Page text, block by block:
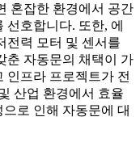
혼잡한 환경에서 공간
호합니다. 또한, 에
전력 모터 및 센서를
춘 자동문의 채택이 가
인프라 프로젝트가 전
산업 환경에서 효율
로 인해 자동문에 대